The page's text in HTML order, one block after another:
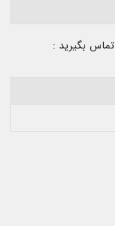
تماس بگیرید :